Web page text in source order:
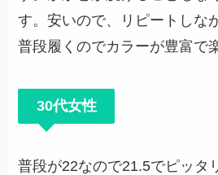
す。安いので、リピートしな
普段履くのでカラーが豊富で
30代女性
普段が22なので21.5でピッタ